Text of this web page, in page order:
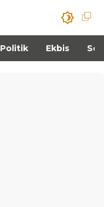
Politik Ekbis